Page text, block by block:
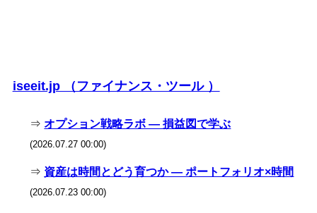
iseeit.jp （ファイナンス・ツール ）
⇒オプション戦略ラボ — 損益図で学ぶ
(2026.07.27 00:00)
⇒ 資産は時間とどう育つか — ポートフォリオ×時間
(2026.07.23 00:00)